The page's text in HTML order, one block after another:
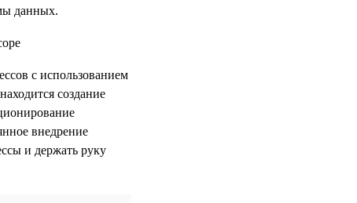
данных.
с использованием
создание
внедрение
и держать руку